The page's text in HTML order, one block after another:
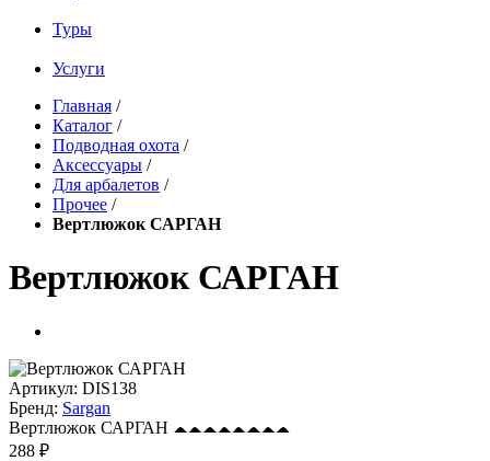
Туры
Услуги
Главная /
Каталог /
Подводная охота /
Аксессуары /
Для арбалетов /
Прочее /
Вертлюжок САРГАН
Вертлюжок САРГАН
Артикул: DIS138
Бренд: Sargan
Вертлюжок САРГАН
288 ₽